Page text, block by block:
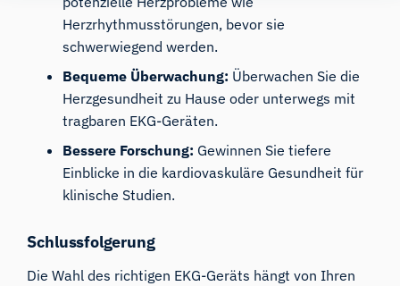
Herzrhythmusstörungen, bevor sie
schwerwiegend werden.
Bequeme Überwachung: Überwachen Sie die
Herzgesundheit zu Hause oder unterwegs mit
tragbaren EKG-Geräten.
Bessere Forschung: Gewinnen Sie tiefere
Einblicke in die kardiovaskuläre Gesundheit für
klinische Studien.
Schlussfolgerung
Die Wahl des richtigen EKG-Geräts hängt von Ihren